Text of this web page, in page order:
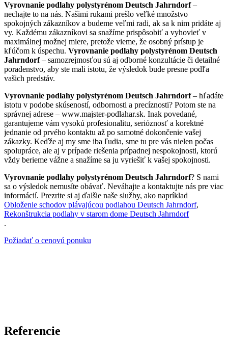
Vyrovnanie podlahy polystyrénom Deutsch Jahrndorf–
nechajte to na nás. Našimi rukami prešlo veľké množstvo
spokojných zákazníkov a budeme veľmi radi, ak sa k nim pridáte aj
vy. Každému zákazníkovi sa snažíme prispôsobiť a vyhovieť v
maximálnej možnej miere, pretože vieme, že osobný prístup je
kľúčom k úspechu. Vyrovnanie podlahy polystyrénom Deutsch
Jahrndorf– samozrejmosťou sú aj odborné konzultácie či detailné
poradenstvo, aby ste mali istotu, že výsledok bude presne podľa
vašich predstáv.
Vyrovnanie podlahy polystyrénom Deutsch Jahrndorf– hľadáte
istotu v podobe skúseností, odbornosti a precíznosti? Potom ste na
správnej adrese – www.majster-podlahar.sk. Inak povedané,
garantujeme vám vysokú profesionalitu, serióznosť a korektné
jednanie od prvého kontaktu až po samotné dokončenie vašej
zákazky. Keďže aj my sme iba ľudia, sme tu pre vás nielen počas
spolupráce, ale aj v prípade riešenia prípadnej nespokojnosti, ktorú
vždy berieme vážne a snažíme sa ju vyriešiť k vašej spokojnosti.
Vyrovnanie podlahy polystyrénom Deutsch Jahrndorf? S nami
sa o výsledok nemusíte obávať. Neváhajte a kontaktujte nás pre viac
informácií. Prezrite si aj ďalšie naše služby, ako napríklad
Obloženie schodov plávajúcou podlahou Deutsch Jahrndorf,
Rekonštrukcia podlahy v starom dome Deutsch Jahrndorf
.
Požiadať o cenovú ponuku
Referencie